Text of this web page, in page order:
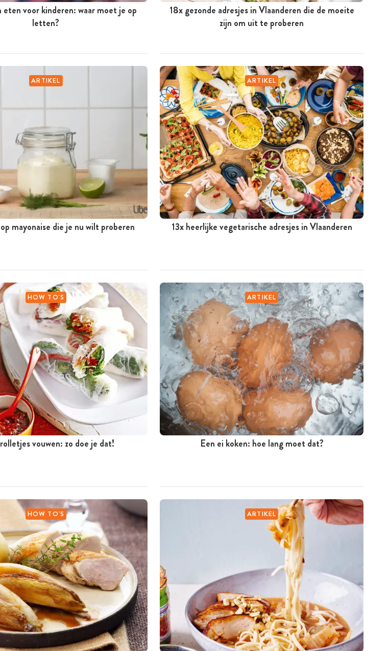
eten voor kinderen: waar moet je op
letten?
18x gezonde adresjes in Vlaanderen die de moeite
zijn om uit te proberen
ARTIKEL
mayonaise die je nu wilt proberen
ARTIKEL
13x heerlijke vegetarische adresjes in Vlaanderen
HOW TO'S
vouwen: zo doe je dat!
ARTIKEL
Een ei koken: hoe lang moet dat?
HOW TO'S ARTIKEL